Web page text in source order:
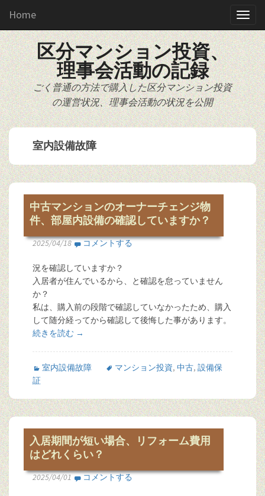
Home
区分マンション投資、
理事会活動の記録
ごく普通の方法で購入した区分マンション投資
の運営状況、理事会活動の状況を公開
室内設備故障
中古マンションのオーナーチェンジ物
件、部屋内設備の確認していますか？
2025/04/18 コメントする
況を確認していますか？
入居者が住んでいるから、と確認を怠っていません
か？
私は、購入前の段階で確認していなかったため、購入
して随分経ってから確認して後悔した事があります。
続きを読む →
室内設備故障 マンション投資, 中古, 設備保
証
入居期間が短い場合、リフォーム費用
はどれくらい？
2025/04/01 コメントする